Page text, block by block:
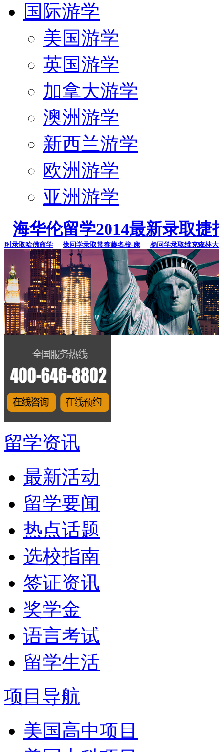
国际游学
美国游学
英国游学
加拿大游学
澳洲游学
新西兰游学
欧洲游学
亚洲游学
海华伦留学2014最新录取捷
取哈佛商学 徐同学录取常春藤名校-康 杨同学录取维克森林大学
留学资讯
最新活动
留学要闻
热点话题
选校指南
签证资讯
奖学金
语言考试
留学生活
项目导航
美国高中项目